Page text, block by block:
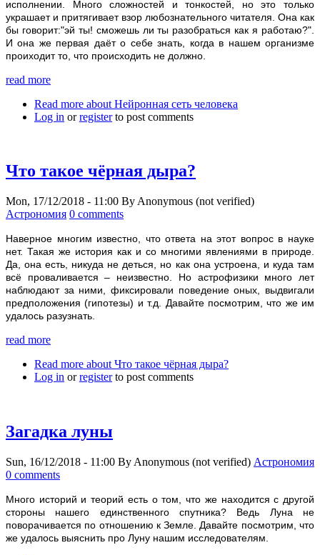
исполнении. Много сложностей и тонкостей, но это только
украшает и притягивает взор любознательного читателя. Она как
бы говорит:"эй ты! сможешь ли ты разобраться как я работаю?".
И она же первая даёт о себе знать, когда в нашем организме
проиходит то, что происходить не должно.
read more
Read more about Нейронная сеть человека
Log in orregisterto post comments
Что такое чёрная дыра?
Mon, 17/12/2018 - 11:00 By Anonymous (not verified)
Астрономия 0 comments
Наверное многим известно, что ответа на этот вопрос в науке
нет. Такая же история как и со многими явлениями в природе.
Да, она есть, никуда не деться, но как она устроена, и куда там
всё проваливается – неизвестно. Но астрофизики много лет
наблюдают за ними, фиксировали поведение оных, выдвигали
предположения (гипотезы) и т.д. Давайте посмотрим, что же им
удалось разузнать.
read more
Read more about Что такое чёрная дыра?
Log in orregisterto post comments
Загадка луны
Sun, 16/12/2018 - 11:00 By Anonymous (not verified) Астрономия
0 comments
Много историй и теорий есть о том, что же находится с другой
стороны нашего единственного спутника? Ведь Луна не
поворачивается по отношению к Земле. Давайте посмотрим, что
же удалось выяснить про Луну нашим исследователям.